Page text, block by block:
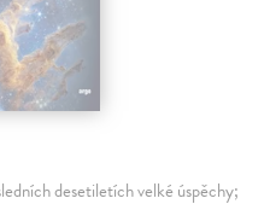
desetiletích velké úspěchy;